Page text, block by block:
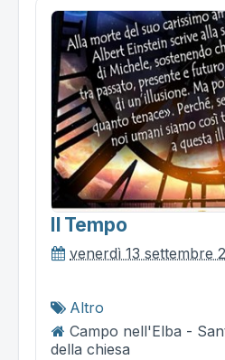
Il Tempo
venerdì 13 settembre
Altro
Campo nell'Elba -
della chiesa